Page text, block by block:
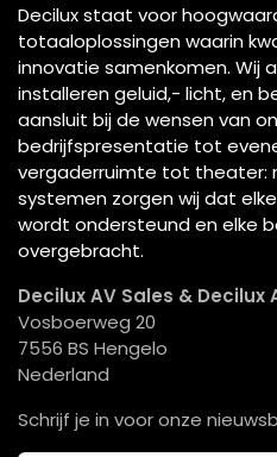
Decilux staat voor
totaaloplossingen waarin
innovatie samenkomen. Wij
installeren geluid,- licht, en
aansluit bij de wensen van
bedrijfspresentatie tot
vergaderruimte tot theater:
systemen zorgen wij dat
wordt ondersteund en elke
overgebracht.
Decilux AV Sales & Decilux
Vosboerweg 20
7556 BS Hengelo
Nederland
Schrijf je in voor onze